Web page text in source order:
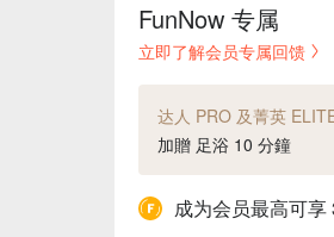
FunNow 专属
立即了解会员专属回馈
达人 PRO 及菁英
加贈 足浴 10 分鐘
成为会员最高可享